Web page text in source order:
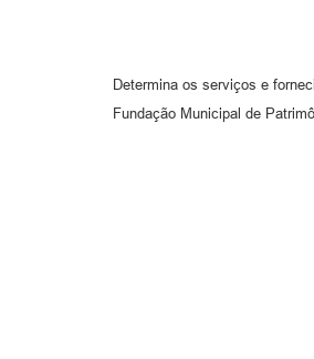
Determina os serviços e
Fundação Municipal de